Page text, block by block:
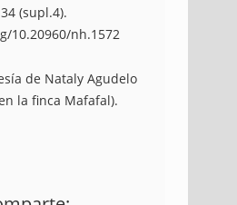
34 (supl.4).
10.20960/nh.1572
de Nataly Agudelo
la finca Mafafal).